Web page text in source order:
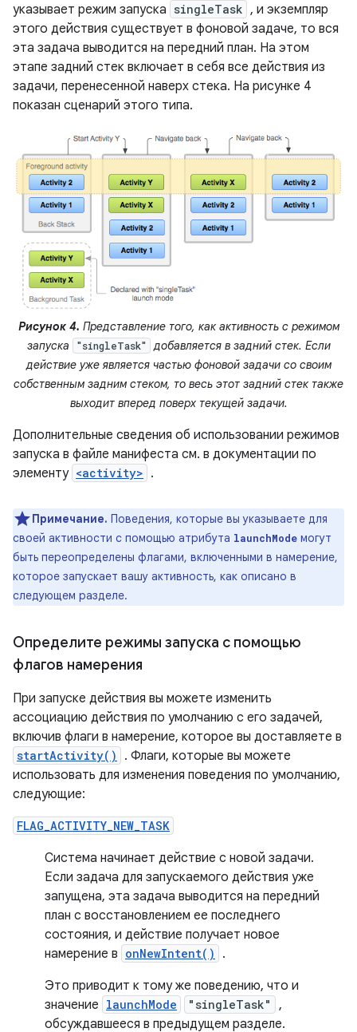
указывает режим запуска singleTask , и экземпляр
этого действия существует в фоновой задаче, то вся
эта задача выводится на передний план. На этом
этапе задний стек включает в себя все действия из
задачи, перенесенной наверх стека. На рисунке 4
показан сценарий этого типа.
Рисунок 4. Представление того, как активность с режимом
запуска
"singleTask" добавляется в задний стек. Если
действие уже является частью фоновой задачи со своим
собственным задним стеком, то весь этот задний стек также
выходит вперед поверх текущей задачи.
Дополнительные сведения об использовании режимов
запуска в файле манифеста см. в документации по
элементу <activity> .
Примечание. Поведения, которые вы указываете для
своей активности с помощью атрибута launchMode могут
быть переопределены флагами, включенными в намерение,
которое запускает вашу активность, как описано в
следующем разделе.
Определите режимы запуска с помощью
флагов намерения
При запуске действия вы можете изменить
ассоциацию действия по умолчанию с его задачей,
включив флаги в намерение, которое вы доставляете в
startActivity()
. Флаги, которые вы можете
использовать для изменения поведения по умолчанию,
следующие:
FLAG_ACTIVITY_NEW_TASK
Система начинает действие с новой задачи.
Если задача для запускаемого действия уже
запущена, эта задача выводится на передний
план с восстановлением ее последнего
состояния, и действие получает новое
намерение в onNewIntent()
.
Это приводит к тому же поведению, что и
значение launchMode "singleTask"
,
обсуждавшееся в предыдущем разделе.